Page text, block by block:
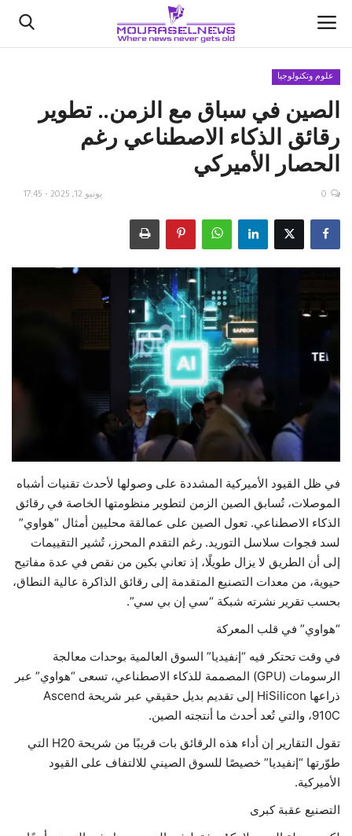
الأخبار
كتّابنا
السعودية
اقتصاد
علوم وتكنولوجيا
رياضة
فيديو
حياة
علوم وتكنولوجيا
الصين في سباق مع الزمن.. تطوير
رقائق الذكاء الاصطناعي رغم
الحصار الأميركي
يونيو 12, 2025 - 17:45 0
في ظل القيود الأميركية المشددة على وصولها لأحدث تقنيات أشباه
الموصلات، تُسابق الصين الزمن لتطوير منظومتها الخاصة في رقائق
الذكاء الاصطناعي. تعول الصين على عمالقة محليين أمثال “هواوي”
لسد فجوات سلاسل التوريد. رغم التقدم المحرز، تُشير التقييمات
إلى أن الطريق لا يزال طويلًا، إذ تعاني بكين من نقص في عدة مفاتيح
حيوية، من معدات التصنيع المتقدمة إلى رقائق الذاكرة عالية النطاق،
بحسب تقرير نشرته شبكة “سي إن بي سي”.
“هواوي” في قلب المعركة
في وقت تحتكر فيه “إنفيديا” السوق العالمية بوحدات معالجة
الرسومات (GPU) المصممة للذكاء الاصطناعي، تسعى “هواوي” عبر
ذراعها HiSilicon إلى تقديم بديل حقيقي عبر شريحة Ascend
910C، والتي تُعد أحدث ما أنتجته الصين.
تقول التقارير إن أداء هذه الرقائق بات قريبًا من شريحة H20 التي
طوّرتها “إنفيديا” خصيصًا للسوق الصيني للالتفاف على القيود
الأميركية.
التصنيع عقبة كبرى